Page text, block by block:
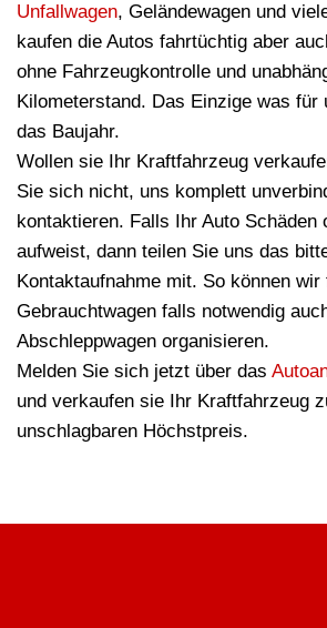
Unfallwagen, Geländewagen und
kaufen die Autos fahrtüchtig aber
ohne Fahrzeugkontrolle und
Kilometerstand. Das Einzige was
das Baujahr.
Wollen sie Ihr Kraftfahrzeug
Sie sich nicht, uns komplett
kontaktieren. Falls Ihr Auto Schäden
aufweist, dann teilen Sie uns das
Kontaktaufnahme mit. So können wir
Gebrauchtwagen falls notwendig
Abschleppwagen organisieren.
Melden Sie sich jetzt über das
und verkaufen sie Ihr Kraftfahrzeug
unschlagbaren Höchstpreis.